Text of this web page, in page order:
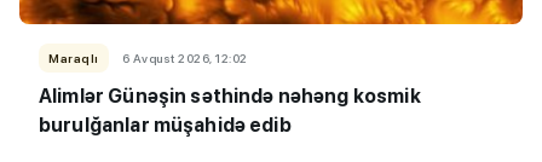
Maraqlı 6 Avqust 2026, 12:02
Alimlər Günəşin səthində nəhəng kosmik
burulğanlar müşahidə edib